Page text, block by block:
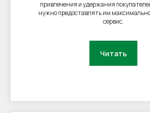
привлечения и удержания
нужно предоставлять им
сервис.
Читать